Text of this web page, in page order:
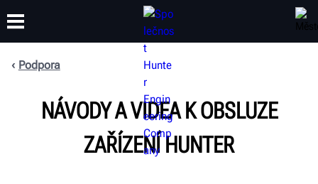
PRODUKTY PODPORA
O SPOLEČNOSTI
Podpora
NÁVODY A VIDEA K OBSLUZE
ZAŘÍZENÍ HUNTER